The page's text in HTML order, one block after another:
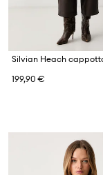
199,90 €